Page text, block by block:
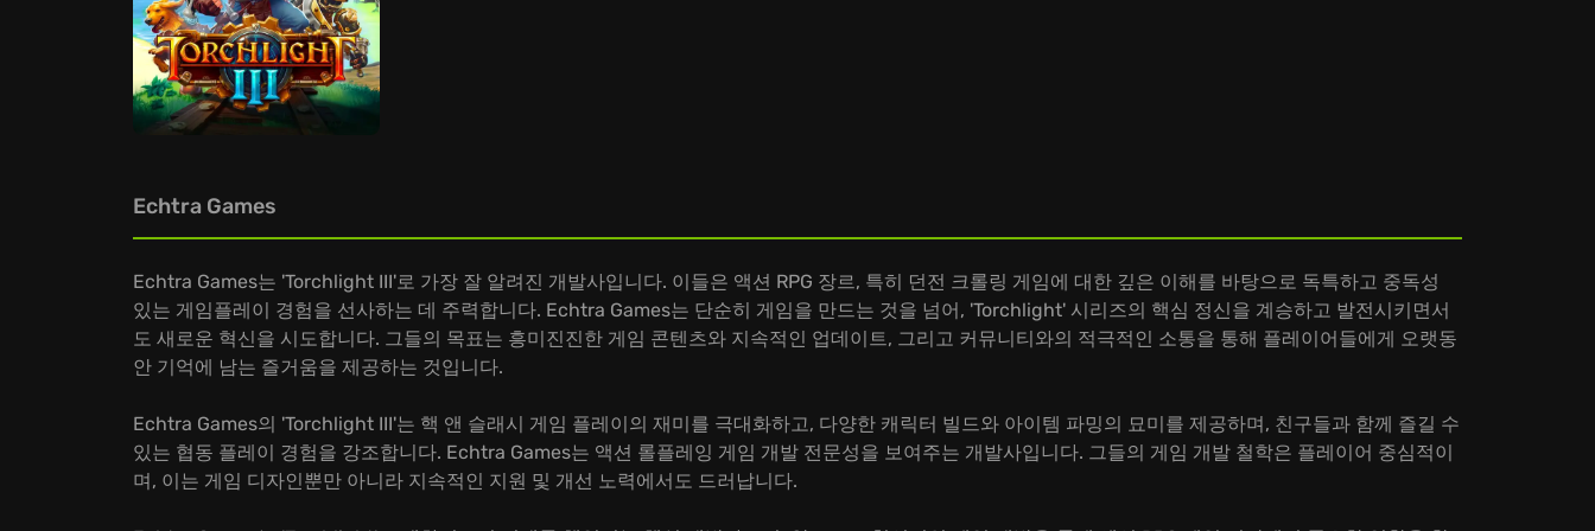
Echtra Games
Echtra Games는 'Torchlight III'로 가장 잘 알려진 개발사입니다. 이들은 액션 RPG 장르, 특히 던전 크롤링 게임에 대한 깊은 이해를 바탕으로 독특하고 중독성
있는 게임플레이 경험을 선사하는 데 주력합니다. Echtra Games는 단순히 게임을 만드는 것을 넘어, 'Torchlight' 시리즈의 핵심 정신을 계승하고 발전시키면서
도 새로운 혁신을 시도합니다. 그들의 목표는 흥미진진한 게임 콘텐츠와 지속적인 업데이트, 그리고 커뮤니티와의 적극적인 소통을 통해 플레이어들에게 오랫동
안 기억에 남는 즐거움을 제공하는 것입니다.
Echtra Games의 'Torchlight III'는 핵 앤 슬래시 게임 플레이의 재미를 극대화하고, 다양한 캐릭터 빌드와 아이템 파밍의 묘미를 제공하며, 친구들과 함께 즐길 수
있는 협동 플레이 경험을 강조합니다. Echtra Games는 액션 롤플레잉 게임 개발 전문성을 보여주는 개발사입니다. 그들의 게임 개발 철학은 플레이어 중심적이
며, 이는 게임 디자인뿐만 아니라 지속적인 지원 및 개선 노력에서도 드러납니다.